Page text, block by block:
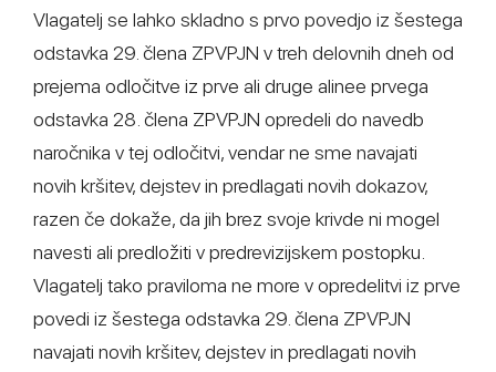
Vlagatelj se lahko skladno s prvo povedjo iz šestega
odstavka 29. člena ZPVPJN v treh delovnih dneh od
prejema odločitve iz prve ali druge alinee prvega
odstavka 28. člena ZPVPJN opredeli do navedb
naročnika v tej odločitvi, vendar ne sme navajati
novih kršitev, dejstev in predlagati novih dokazov,
razen če dokaže, da jih brez svoje krivde ni mogel
navesti ali predložiti v predrevizijskem postopku.
Vlagatelj tako praviloma ne more v opredelitvi iz prve
povedi iz šestega odstavka 29. člena ZPVPJN
navajati novih kršitev, dejstev in predlagati novih